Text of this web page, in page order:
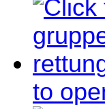
to